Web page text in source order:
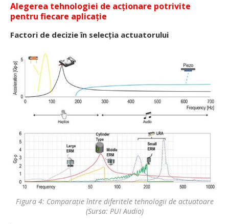
Alegerea tehnologiei de acționare potrivite
pentru fiecare aplicație
Factori de decizie în selecția actuatorului
Figura 4: Comparație între diferitele tehnologii de actuatoare
(Sursa: PUI Audio)